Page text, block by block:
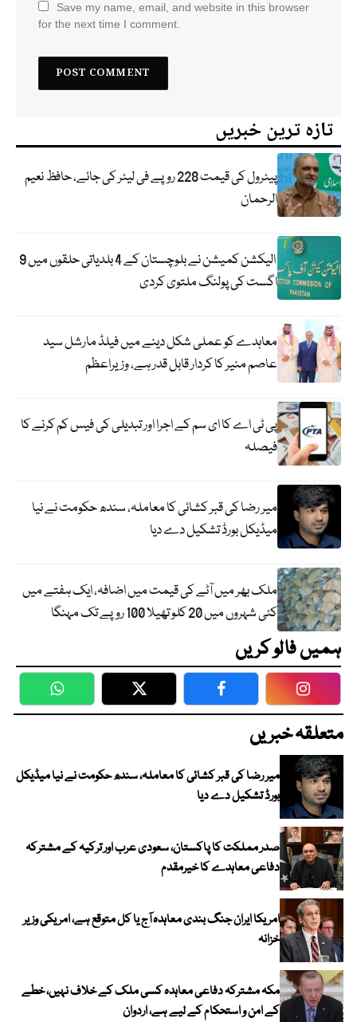
Save my name, email, and website in this browser
for the next time I comment.
تازہ ترین خبریں
پیٹرول کی قیمت 228 روپے فی لیٹر کی جائے، حافظ نعیم
الرحمان
الیکشن کمیشن نے بلوچستان کے 4 بلدیاتی حلقوں میں 9
اگست کی پولنگ ملتوی کردی
معاہدے کو عملی شکل دینے میں فیلڈ مارشل سید
عاصم منیر کا کردار قابل قدر ہے، وزیراعظم
پی ٹی اے کا ای سم کے اجرا اور تبدیلی کی فیس کم کرنے کا
فیصلہ
میر رضا کی قبر کشائی کا معاملہ، سندھ حکومت نے نیا
میڈیکل بورڈ تشکیل دے دیا
ملک بھر میں آٹے کی قیمت میں اضافہ، ایک ہفتے میں
کئی شہروں میں 20 کلو تھیلا 100 روپے تک مہنگا
ہمیں فالو کریں
WhatsApp Twitter Facebook
متعلقہ خبریں
میر رضا کی قبر کشائی کا معاملہ، سندھ حکومت نے نیا میڈیکل
بورڈ تشکیل دے دیا
صدر مملکت کا پاکستان، سعودی عرب اور ترکیہ کے مشترکہ
دفاعی معاہدے کا خیرمقدم
امریکا ایران جنگ بندی معاہدہ آج یا کل متوقع ہے، امریکی وزیر
خزانہ
مکہ مشترکہ دفاعی معاہدہ کسی ملک کے خلاف نہیں، خطے
کے امن و استحکام کے لیے ہے، اردوان